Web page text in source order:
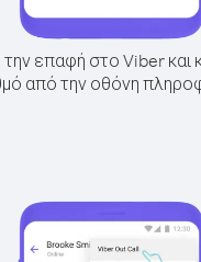
την επαφή στο Viber και
από την οθόνη